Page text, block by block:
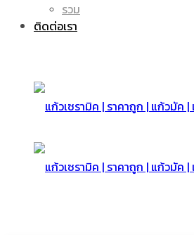
แก้ว
สกรีน
|
แก้ว
รวม
ติดต่อเรา